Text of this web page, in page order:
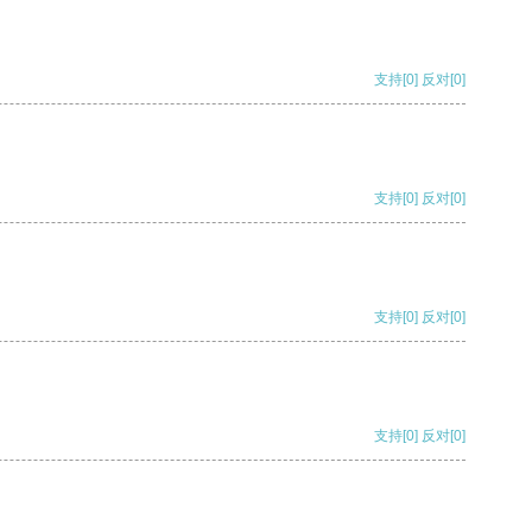
支持[0] 反对[0]
支持[0] 反对[0]
支持[0] 反对[0]
支持[0] 反对[0]